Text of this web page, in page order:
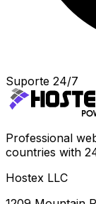
Suporte 24/7
Professional
countries with
Hostex LLC